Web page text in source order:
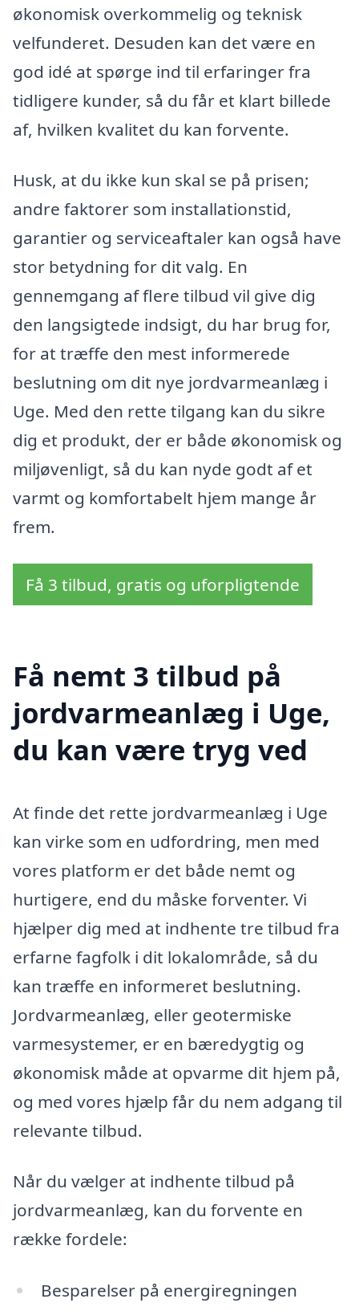
økonomisk overkommelig og teknisk
velfunderet. Desuden kan det være en
god idé at spørge ind til erfaringer fra
tidligere kunder, så du får et klart billede
af, hvilken kvalitet du kan forvente.
Husk, at du ikke kun skal se på prisen;
andre faktorer som installationstid,
garantier og serviceaftaler kan også have
stor betydning for dit valg. En
gennemgang af flere tilbud vil give dig
den langsigtede indsigt, du har brug for,
for at træffe den mest informerede
beslutning om dit nye jordvarmeanlæg i
Uge. Med den rette tilgang kan du sikre
dig et produkt, der er både økonomisk og
miljøvenligt, så du kan nyde godt af et
varmt og komfortabelt hjem mange år
frem.
Få 3 tilbud, gratis og uforpligtende
Få nemt 3 tilbud på
jordvarmeanlæg i Uge,
du kan være tryg ved
At finde det rette jordvarmeanlæg i Uge
kan virke som en udfordring, men med
vores platform er det både nemt og
hurtigere, end du måske forventer. Vi
hjælper dig med at indhente tre tilbud fra
erfarne fagfolk i dit lokalområde, så du
kan træffe en informeret beslutning.
Jordvarmeanlæg, eller geotermiske
varmesystemer, er en bæredygtig og
økonomisk måde at opvarme dit hjem på,
og med vores hjælp får du nem adgang til
relevante tilbud.
Når du vælger at indhente tilbud på
jordvarmeanlæg, kan du forvente en
række fordele:
Besparelser på energiregningen